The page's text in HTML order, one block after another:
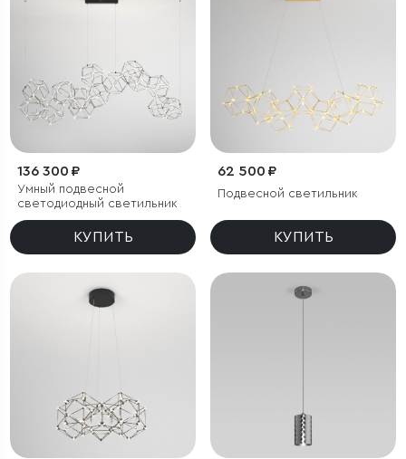
136 300 ₽
Умный подвесной
светодиодный светильник
КУПИТЬ
62 500 ₽
Подвесной светильник
КУПИТЬ